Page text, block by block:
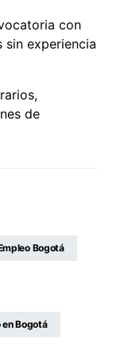
con
sin experiencia
de
Bogotá
Bogotá